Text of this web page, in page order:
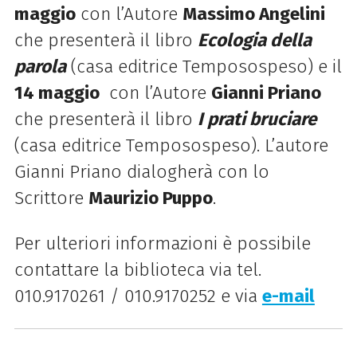
maggiocon l’Autore Massimo Angelini
che presenterà il libro Ecologia della
parola(casa editrice Temposospeso) e il
14 maggiocon l’Autore Gianni Priano
che presenterà il libro I prati bruciare
(casa editrice Temposospeso). L’autore
Gianni Priano dialogherà con lo
Scrittore Maurizio Puppo.
Per ulteriori informazioni è possibile
contattare la biblioteca via tel.
010.9170261 / 010.9170252 e via e-mail